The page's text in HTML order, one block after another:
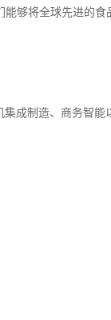
够将全球先进的食
成制造、商务智